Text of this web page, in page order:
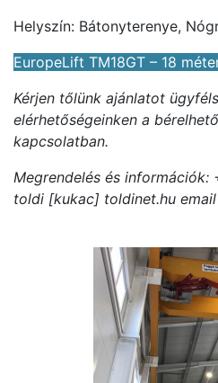
Helyszín: Bátonyterenye,
EuropeLift TM18GT – 18
Kérjen tőlünk ajánlatot
elérhetőségeinken a
kapcsolatban.
Megrendelés és információk:
toldi [kukac] toldinet.hu email